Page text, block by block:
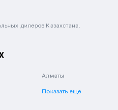
дилеров Казахстана.
Алматы
Показать еще